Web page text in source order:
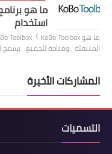
استخدام
المتنقلة ، ومتاحة للجميع.
المشاركات الأخيرة
التسميات